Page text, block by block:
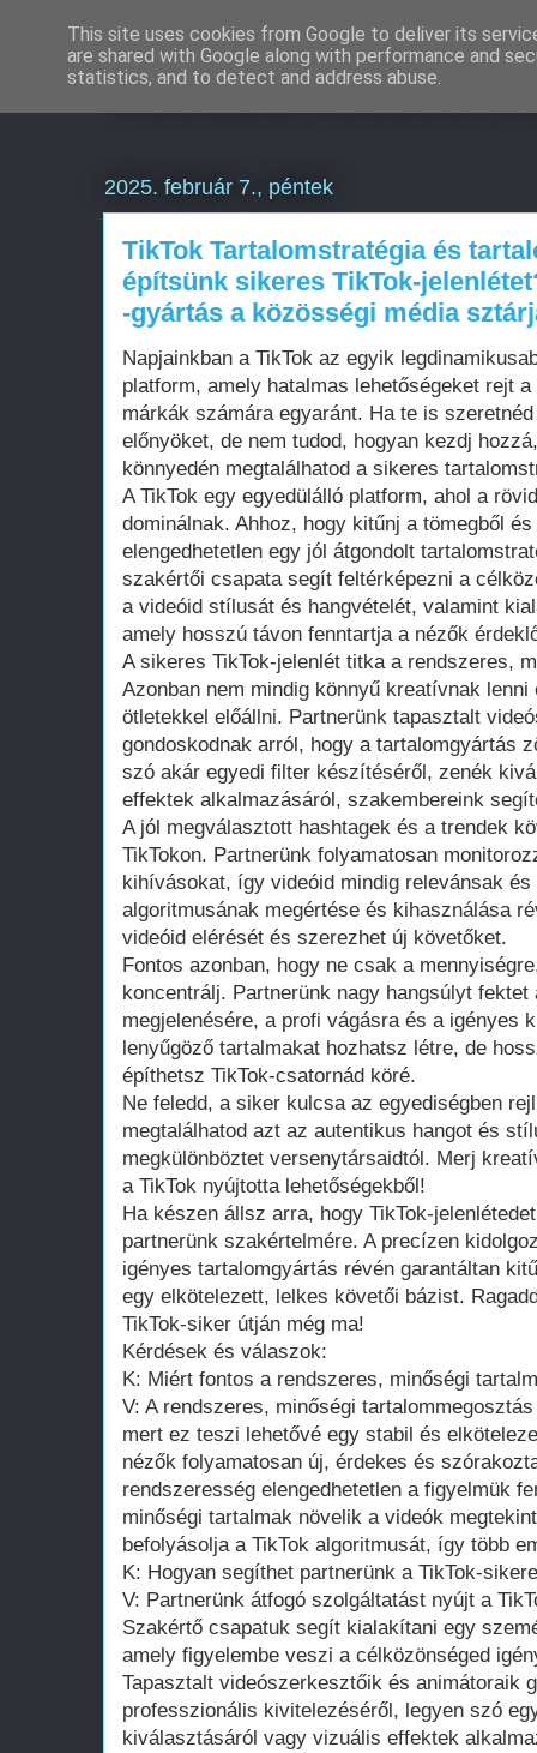
Weboldal készítés
2025. február 7., péntek
TikTok Tartalomstratégia és
építsünk sikeres TikTok-
-gyártás a közösségi média
Napjainkban a TikTok az egyik
platform, amely hatalmas lehetőségeket rejt
márkák számára egyaránt. Ha te is
előnyöket, de nem tudod, hogyan kezdj
könnyedén megtalálhatod a sikeres
A TikTok egy egyedülálló platform, ahol a
dominálnak. Ahhoz, hogy kitűnj a tömegből
elengedhetetlen egy jól átgondolt
szakértői csapata segít feltérképezni a
a videóid stílusát és hangvételét, valamint
amely hosszú távon fenntartja a nézők
A sikeres TikTok-jelenlét titka a rendszeres,
Azonban nem mindig könnyű kreatívnak lenni
ötletekkel előállni. Partnerünk tapasztalt
gondoskodnak arról, hogy a tartalomgyártás
szó akár egyedi filter készítéséről, zenék
effektek alkalmazásáról, szakembereink
A jól megválasztott hashtagek és a trendek
TikTokon. Partnerünk folyamatosan
kihívásokat, így videóid mindig relevánsak
algoritmusának megértése és kihasználása
videóid elérését és szerezhet új követőket.
Fontos azonban, hogy ne csak a
koncentrálj. Partnerünk nagy hangsúlyt
megjelenésére, a profi vágásra és a igényes
lenyűgöző tartalmakat hozhatsz létre, de
építhetsz TikTok-csatornád köré.
Ne feledd, a siker kulcsa az egyediségben
megtalálhatod azt az autentikus hangot és
megkülönböztet versenytársaidtól. Merj
a TikTok nyújtotta lehetőségekből!
Ha készen állsz arra, hogy TikTok-
partnerünk szakértelmére. A precízen
igényes tartalomgyártás révén garantáltan
egy elkötelezett, lelkes követői bázist.
TikTok-siker útján még ma!
Kérdések és válaszok:
K: Miért fontos a rendszeres, minőségi
V: A rendszeres, minőségi
mert ez teszi lehetővé egy stabil és
nézők folyamatosan új, érdekes és
rendszeresség elengedhetetlen a figyelmük
minőségi tartalmak növelik a videók
befolyásolja a TikTok algoritmusát, így több
K: Hogyan segíthet partnerünk a TikTok-
V: Partnerünk átfogó szolgáltatást nyújt a
Szakértő csapatuk segít kialakítani egy
amely figyelembe veszi a célközönséged
Tapasztalt videószerkesztőik és animátoraik
professzionális kivitelezéséről, legyen szó
kiválasztásáról vagy vizuális effektek
This site uses cookies from Google to deliver its
are shared with Google along with performance and
statistics, and to detect and address abuse.